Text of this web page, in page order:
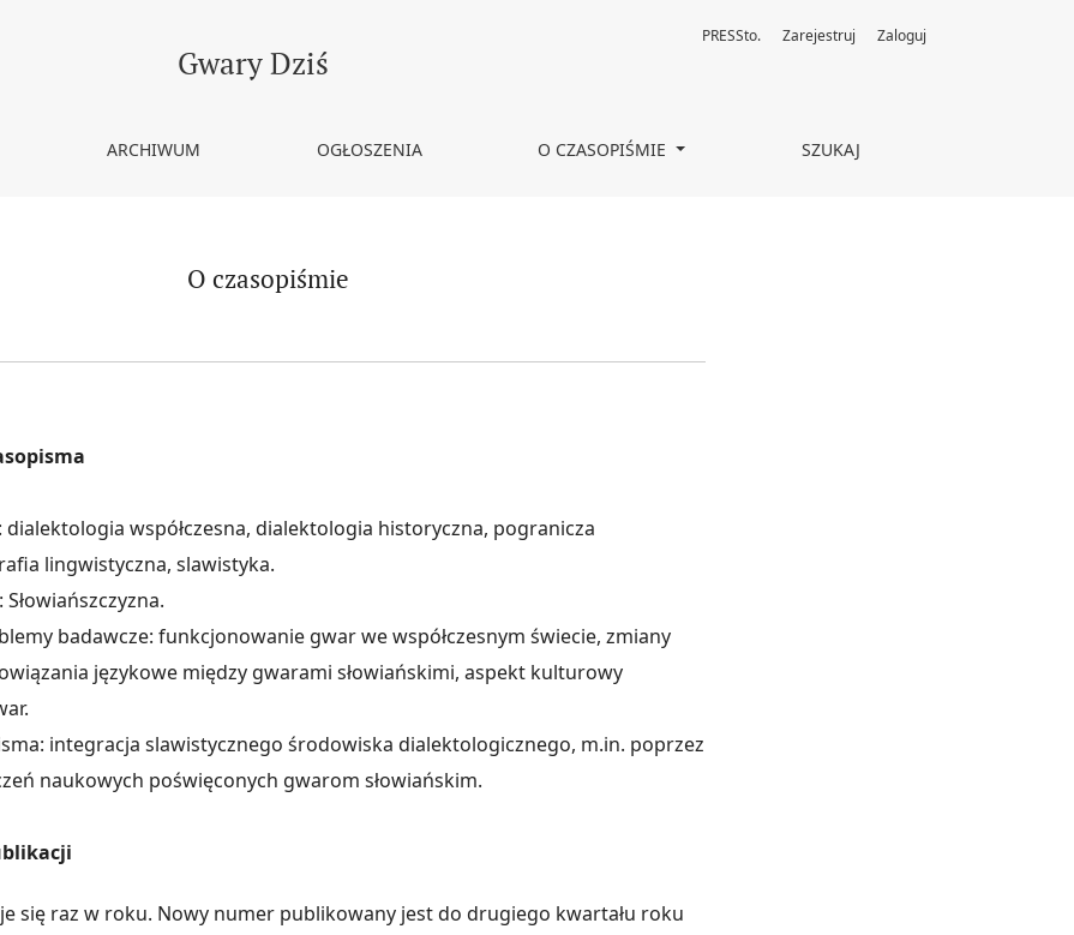
Gwary Dziś
ARCHIWUM OGŁOSZENIA O CZASOPIŚMIE SZUKAJ
PRESSto. Zarejestruj Zaloguj
O czasopiśmie
dialektologia współczesna, dialektologia historyczna, pogranicza
lingwistyczna, slawistyka.
badawcze: funkcjonowanie gwar we współczesnym świecie, zmiany
językowe między gwarami słowiańskimi, aspekt kulturowy
integracja slawistycznego środowiska dialektologicznego, m.in. poprzez
naukowych poświęconych gwarom słowiańskim.
się raz w roku. Nowy numer publikowany jest do drugiego kwartału roku